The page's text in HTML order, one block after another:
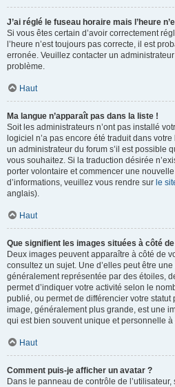
J’ai réglé le fuseau horaire mais l’heure
Si vous êtes certain d’avoir correctement
l’heure n’est toujours pas correcte, il est
erronée. Veuillez contacter un
problème.
Haut
Ma langue n’apparaît pas dans la liste !
Soit les administrateurs n’ont pas installé
logiciel n’a pas encore été traduit dans
un administrateur du forum s’il est possible
vous souhaitez. Si la traduction désirée
porter volontaire et commencer une
d’informations, veuillez vous rendre sur le
anglais).
Haut
Que signifient les images situées à côté
Deux images peuvent apparaître à côté de
consultez un sujet. Une d’elles peut être
généralement représentée par des étoiles,
permet d’indiquer votre activité selon le
publié, ou permet de différencier votre statut
image, généralement plus grande, est une
qui est bien souvent unique et personnelle
Haut
Comment puis-je afficher un avatar ?
Dans le panneau de contrôle de